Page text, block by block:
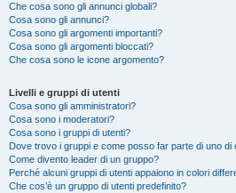
Che cosa sono gli annunci globali?
Cosa sono gli annunci?
Cosa sono gli argomenti importanti?
Cosa sono gli argomenti bloccati?
Che cosa sono le icone argomento?
Livelli e gruppi di utenti
Cosa sono gli amministratori?
Cosa sono i moderatori?
Cosa sono i gruppi di utenti?
Dove trovo i gruppi e come posso far parte di uno di
Come divento leader di un gruppo?
Perché alcuni gruppi di utenti appaiono in colori
Che cos’è un gruppo di utenti predefinito?